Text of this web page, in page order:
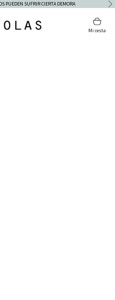
PUEDEN SUFRIR CIERTA DEMORA
Mi cesta